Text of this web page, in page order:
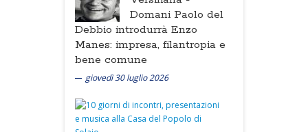
Domani Paolo del
Debbio introdurrà Enzo
Manes: impresa, filantropia e
bene comune
giovedì 30 luglio 2026